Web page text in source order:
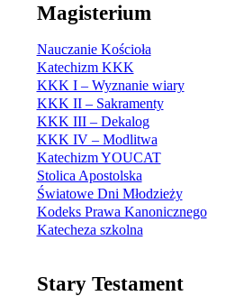
Magisterium
Nauczanie Kościoła
Katechizm KKK
KKK I – Wyznanie wiary
KKK II – Sakramenty
KKK III – Dekalog
KKK IV – Modlitwa
Katechizm YOUCAT
Stolica Apostolska
Światowe Dni Młodzieży
Kodeks Prawa Kanonicznego
Katecheza szkolna
Stary Testament